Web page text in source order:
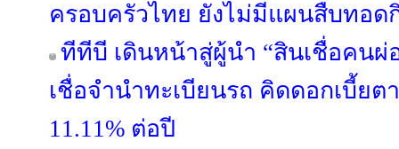
ครอบครัวไทย ยังไม่มีแผนสืบทอด
ทีทีบี เดินหน้าสู่ผู้นำ “สินเชื่อคน
เชื่อจำนำทะเบียนรถ คิดดอกเบี้ย
11.11% ต่อปี